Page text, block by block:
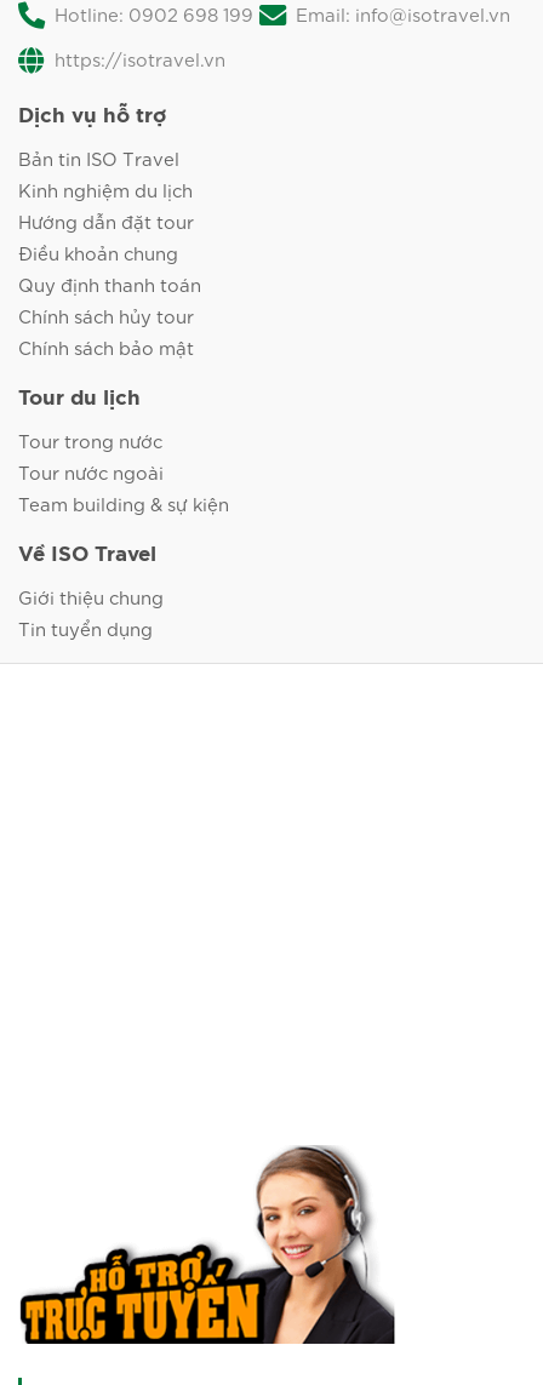
Hotline: 0902 698 199
Email: info@isotravel.vn
https://isotravel.vn
Dịch vụ hỗ trợ
Bản tin ISO Travel
Kinh nghiệm du lịch
Hướng dẫn đặt tour
Điều khoản chung
Quy định thanh toán
Chính sách hủy tour
Chính sách bảo mật
Tour du lịch
Tour trong nước
Tour nước ngoài
Team building & sự kiện
Về ISO Travel
Giới thiệu chung
Tin tuyển dụng